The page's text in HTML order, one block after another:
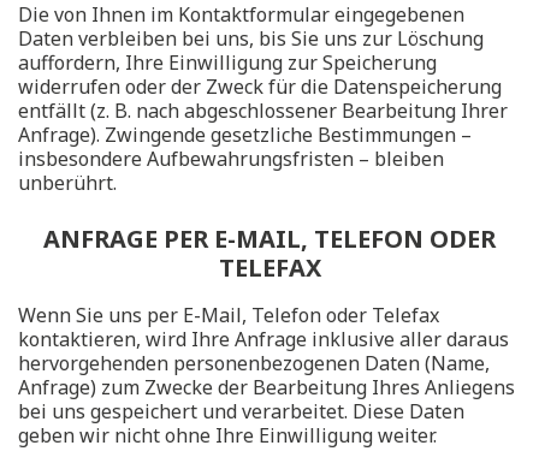
Die von Ihnen im Kontaktformular eingegebenen
Daten verbleiben bei uns, bis Sie uns zur Löschung
auffordern, Ihre Einwilligung zur Speicherung
widerrufen oder der Zweck für die Datenspeicherung
entfällt (z. B. nach abgeschlossener Bearbeitung Ihrer
Anfrage). Zwingende gesetzliche Bestimmungen –
insbesondere Aufbewahrungsfristen – bleiben
unberührt.
ANFRAGE PER E-MAIL, TELEFON ODER
TELEFAX
Wenn Sie uns per E-Mail, Telefon oder Telefax
kontaktieren, wird Ihre Anfrage inklusive aller daraus
hervorgehenden personenbezogenen Daten (Name,
Anfrage) zum Zwecke der Bearbeitung Ihres Anliegens
bei uns gespeichert und verarbeitet. Diese Daten
geben wir nicht ohne Ihre Einwilligung weiter.